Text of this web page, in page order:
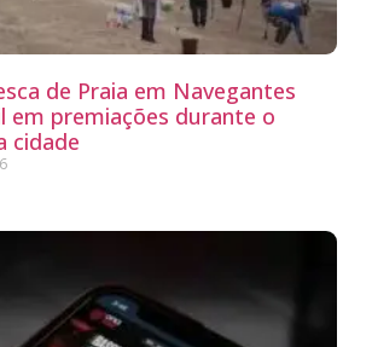
de Praia em Navegantes
em premiações durante o
cidade